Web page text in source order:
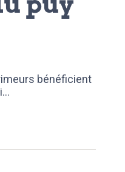
bénéficient
...